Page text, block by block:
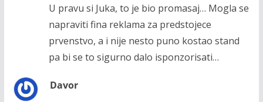
U pravu si Juka, to je bio promasaj… Mogla se
napraviti fina reklama za predstojece
prvenstvo, a i nije nesto puno kostao stand
pa bi se to sigurno dalo isponzorisati…
Davor